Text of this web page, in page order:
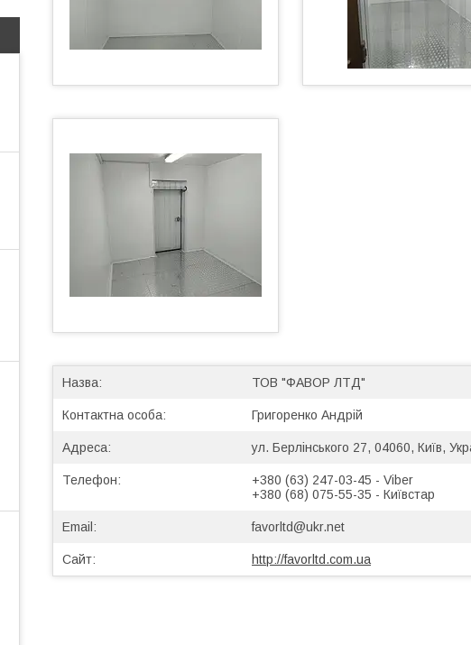
ТОВ "ФАВОР ЛТД"
Григоренко Андрій
ул. Берлінського 27, 04060, Київ,
+380 (63) 247-03-45
Viber
+380 (68) 075-55-35
Київстар
favorltd@ukr.net
http://favorltd.com.ua